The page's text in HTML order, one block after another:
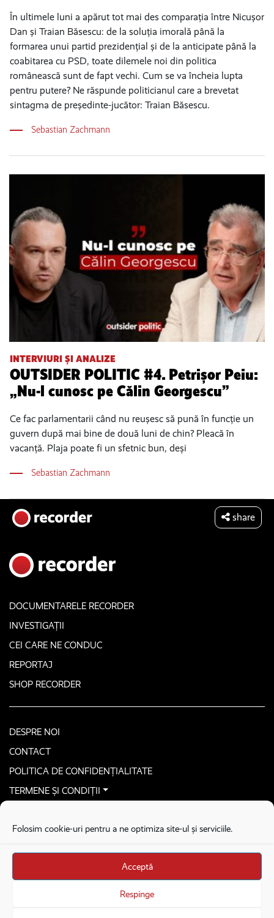
Folosim cookie-uri pentru a ne optimiza site-ul și serviciile.
Acceptă
Respinge
În ultimele luni a apărut tot mai des comparația între Nicușor
Dan și Traian Băsescu: de la soluția imorală până la
formarea unui partid prezidențial și de la anticipate până la
coabitarea cu PSD, toate dilemele noi din politica
românească sunt de fapt vechi. Cum se va încheia lupta
pentru putere? Ne răspunde politicianul care a brevetat
sintagma de președinte-jucător: Traian Băsescu.
Sebastian Zachmann
INTERVIURI ȘI ANALIZE
OUTSIDER POLITIC #4. Petrișor Peiu:
„Nu-l cunosc pe Călin Georgescu”
Ce fac parlamentarii când nu reușesc să pună în funcție un
guvern după mai bine de două luni de chin? Pleacă în
vacanță. Plaja poate fi un sfetnic bun, deși
Sebastian Zachmann
share
DOCUMENTARELE RECORDER
INVESTIGAȚII
CEI CARE NE CONDUC
REPORTAJ
SHOP RECORDER
DESPRE NOI
CONTACT
POLITICA DE CONFIDENȚIALITATE
TERMENE ȘI CONDIȚII
Stega creative
Brandul Recorder e operat de Asociația Recorder Community, sub licența SC